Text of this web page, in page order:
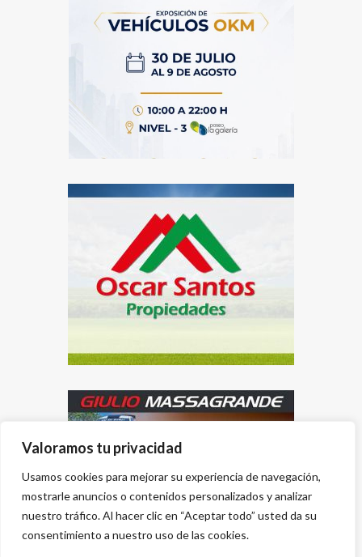
Valoramos tu privacidad
Usamos cookies para mejorar su experiencia de navegación,
mostrarle anuncios o contenidos personalizados y analizar
nuestro tráfico. Al hacer clic en “Aceptar todo” usted da su
consentimiento a nuestro uso de las cookies.